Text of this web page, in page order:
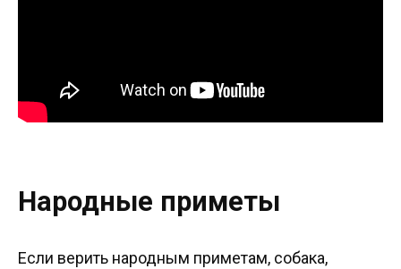
Народные приметы
Если верить народным приметам, собака,